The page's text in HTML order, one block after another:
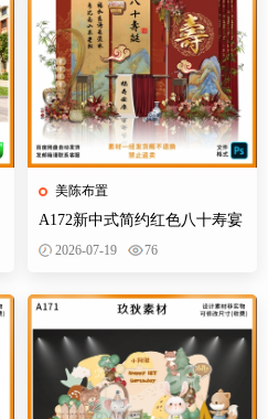
美陈布置
A172新中式简约红色八十寿宴
生日宴舞台迎宾区背景布置
2026-07-19 76